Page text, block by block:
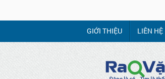
GIỚI THIỆU LIÊN HỆ